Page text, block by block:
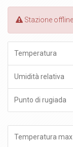
Stazione